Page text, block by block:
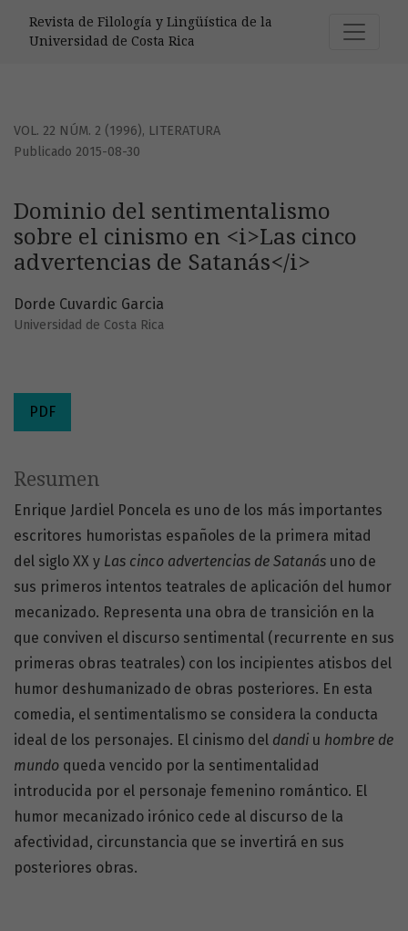
Revista de Filología y Lingüística de la
Universidad de Costa Rica
VOL. 22 NÚM. 2 (1996), LITERATURA
Dominio del sentimentalismo
sobre el cinismo en <i>Las cinco
advertencias de Satanás</i>
Publicado 2015-08-30
Dorde Cuvardic Garcia
Universidad de Costa Rica
PDF
Resumen
Enrique Jardiel Poncela es uno de los más importantes
escritores humoristas españoles de la primera mitad
del siglo XX y Las cinco advertencias de Satanás uno de
sus primeros intentos teatrales de aplicación del humor
mecanizado. Representa una obra de transición en la
que conviven el discurso sentimental (recurrente en sus
primeras obras teatrales) con los incipientes atisbos del
humor deshumanizado de obras posteriores. En esta
comedia, el sentimentalismo se considera la conducta
ideal de los personajes. El cinismo del dandi u hombre de
mundo queda vencido por la sentimentalidad
introducida por el personaje femenino romántico. El
humor mecanizado irónico cede al discurso de la
afectividad, circunstancia que se invertirá en sus
posteriores obras.